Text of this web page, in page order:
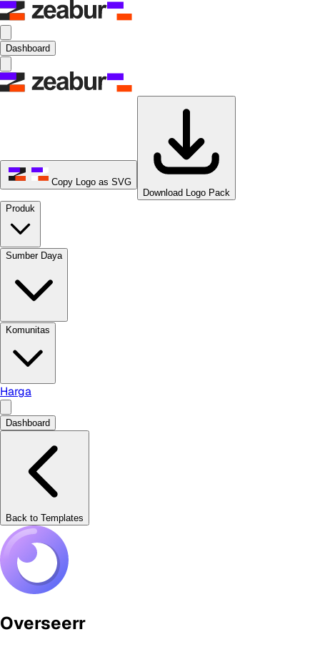
Dashboard
Copy Logo as SVG
Download Logo Pack
Produk
Sumber Daya
Komunitas
Harga
Dashboard
Back to Templates
Overseerr